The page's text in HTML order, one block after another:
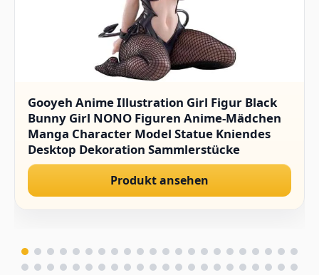
Gooyeh Anime Illustration Girl Figur Black
Bunny Girl NONO Figuren Anime-Mädchen
Manga Character Model Statue Kniendes
Desktop Dekoration Sammlerstücke
Geschenk für Fans 15CM
Produkt ansehen